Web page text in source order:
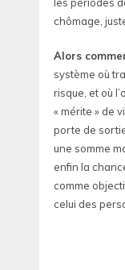
chômage,
Alors
système où
risque, et où
« mérite » de
porte de
une somme
enfin la
comme
celui des